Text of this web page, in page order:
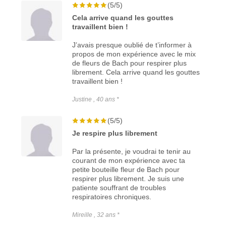
(5/5)
Cela arrive quand les gouttes
travaillent bien !
J’avais presque oublié de t’informer à
propos de mon expérience avec le mix
de fleurs de Bach pour respirer plus
librement. Cela arrive quand les gouttes
travaillent bien !
Justine , 40 ans *
(5/5)
Je respire plus librement
Par la présente, je voudrai te tenir au
courant de mon expérience avec ta
petite bouteille fleur de Bach pour
respirer plus librement. Je suis une
patiente souffrant de troubles
respiratoires chroniques.
Mireille , 32 ans *